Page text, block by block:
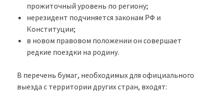
прожиточный уровень по региону;
нерезидент подчиняется законам РФ и
Конституции;
в новом правовом положении он совершает
редкие поездки на родину.
В перечень бумаг, необходимых для официального
выезда с территории других стран, входят: